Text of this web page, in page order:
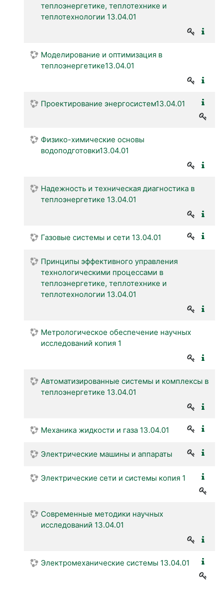
теплоэнергетике, теплотехнике и
теплотехнологии 13.04.01
Моделирование и оптимизация в
теплоэнергетике13.04.01
Проектирование энергосистем13.04.01
Физико-химические основы
водоподготовки13.04.01
Надежность и техническая диагностика в
теплоэнергетике 13.04.01
Газовые системы и сети 13.04.01
Принципы эффективного управления
технологическими процессами в
теплоэнергетике, теплотехнике и
теплотехнологии 13.04.01
Метрологическое обеспечение научных
исследований копия 1
Автоматизированные системы и комплексы в
теплоэнергетике 13.04.01
Механика жидкости и газа 13.04.01
Электрические машины и аппараты
Электрические сети и системы копия 1
Современные методики научных
исследований 13.04.01
Электромеханические системы 13.04.01